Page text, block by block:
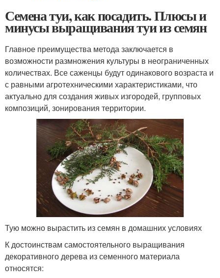
Семена туи, как посадить. Плюсы и
минусы выращивания туи из семян
Главное преимущества метода заключается в
возможности размножения культуры в неограниченных
количествах. Все саженцы будут одинакового возраста и
с равными агротехническими характеристиками, что
актуально для создания живых изгородей, групповых
композиций, зонирования территории.
Тую можно вырастить из семян в домашних условиях
К достоинствам самостоятельного выращивания
декоративного дерева из семенного материала
относятся: